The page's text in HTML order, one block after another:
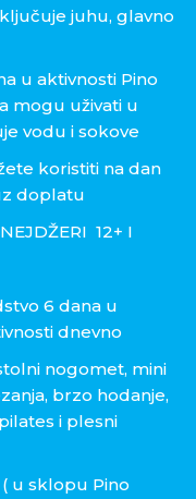
juhu, glavno
u aktivnosti Pino
mogu uživati u
vodu i sokove
koristiti na dan
doplatu
12+ I
6 dana u
dnevno
nogomet, mini
brzo hodanje,
i plesni
u sklopu Pino